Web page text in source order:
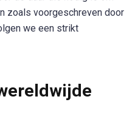
zoals voorgeschreven door
we een strikt